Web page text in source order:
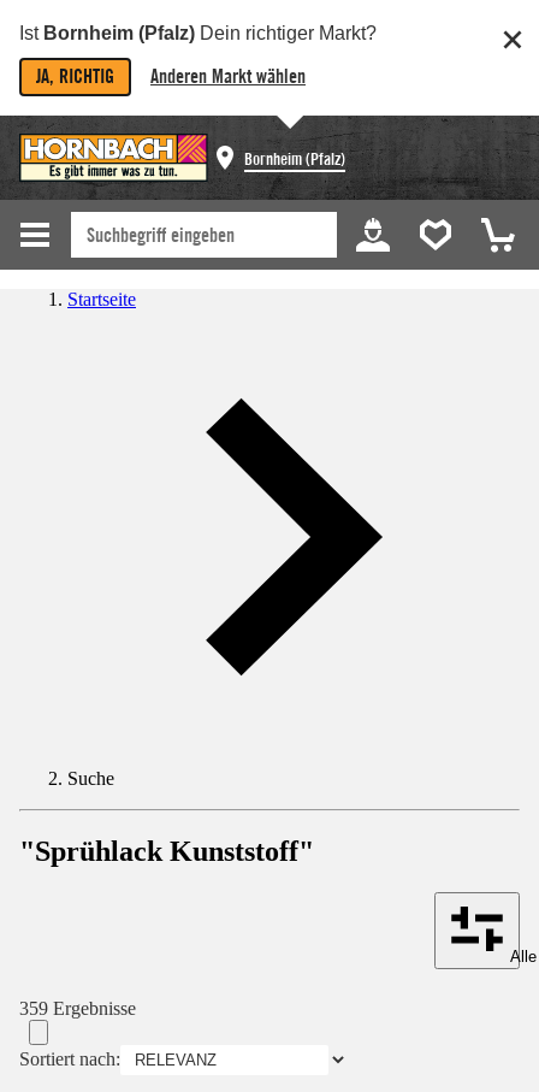
Ist Bornheim (Pfalz) Dein richtiger Markt?
JA, RICHTIG Anderen Markt wählen
Bornheim (Pfalz)
Startseite
Suche
"Sprühlack Kunststoff"
359 Ergebnisse
Sortiert nach: